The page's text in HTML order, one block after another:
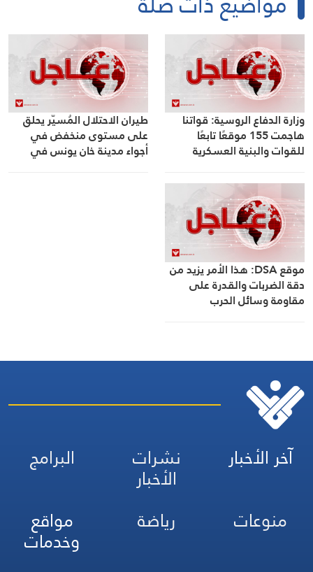
وزارة الدفاع الروسية: قواتنا
هاجمت 155 موقعًا تابعًا
للقوات والبنية العسكرية
والتكتيكية والمسيّرة والصواريخ
والمدفعية
طيران الاحتلال المُسيّر يحلق
على مستوى منخفض في
أجواء مدينة خان يونس في
موقع DSA: هذا الأمر يزيد من
دقة الضربات والقدرة على
مقاومة وسائل الحرب
آخر الأخبار نشرات
الأخبار
البرامج
منوعات
رياضة مواقع
وخدمات